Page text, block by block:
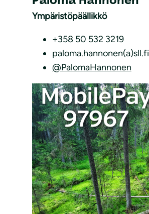
Ympäristöpäällikkö
+358 50 532 3219
paloma.hannonen(a)sll.fi
@PalomaHannonen